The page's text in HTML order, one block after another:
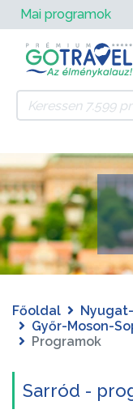
Mai programok
Főoldal
Győr-Moson-
Programok
Sarród -